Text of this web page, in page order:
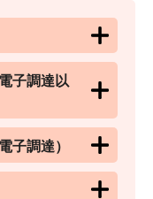
子調達以
子調達）